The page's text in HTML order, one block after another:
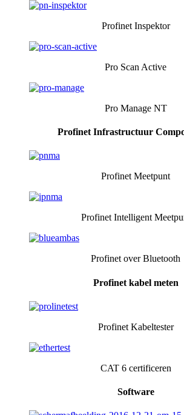
Profinet Inspektor
Pro Scan Active
Pro Manage NT
Profinet Infrastructuur
Profinet Meetpunt
Profinet Intelligent
Profinet over Bluetooth
Profinet kabel meten
Profinet Kabeltester
CAT 6 certificeren
Software